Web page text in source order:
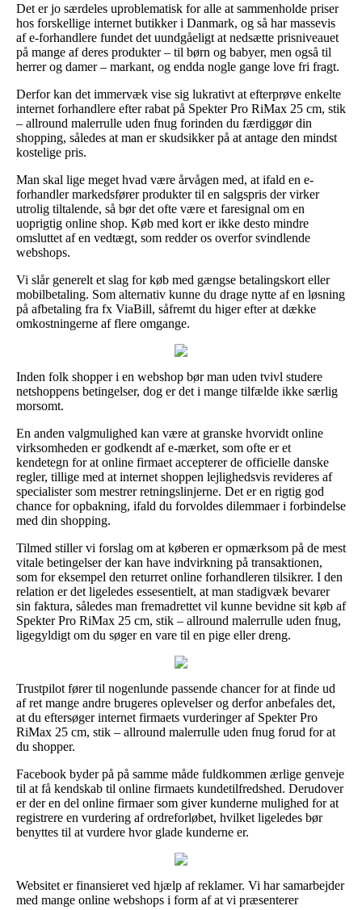
Det er jo særdeles uproblematisk for alle at sammenholde priser
hos forskellige internet butikker i Danmark, og så har massevis
af e-forhandlere fundet det uundgåeligt at nedsætte prisniveauet
på mange af deres produkter – til børn og babyer, men også til
herrer og damer – markant, og endda nogle gange love fri fragt.
Derfor kan det immervæk vise sig lukrativt at efterprøve enkelte
internet forhandlere efter rabat på Spekter Pro RiMax 25 cm, stik
– allround malerrulle uden fnug forinden du færdiggør din
shopping, således at man er skudsikker på at antage den mindst
kostelige pris.
Man skal lige meget hvad være årvågen med, at ifald en e-
forhandler markedsfører produkter til en salgspris der virker
utrolig tiltalende, så bør det ofte være et faresignal om en
uoprigtig online shop. Køb med kort er ikke desto mindre
omsluttet af en vedtægt, som redder os overfor svindlende
webshops.
Vi slår generelt et slag for køb med gængse betalingskort eller
mobilbetaling. Som alternativ kunne du drage nytte af en løsning
på afbetaling fra fx ViaBill, såfremt du higer efter at dække
omkostningerne af flere omgange.
Inden folk shopper i en webshop bør man uden tvivl studere
netshoppens betingelser, dog er det i mange tilfælde ikke særlig
morsomt.
En anden valgmulighed kan være at granske hvorvidt online
virksomheden er godkendt af e-mærket, som ofte er et
kendetegn for at online firmaet accepterer de officielle danske
regler, tillige med at internet shoppen lejlighedsvis revideres af
specialister som mestrer retningslinjerne. Det er en rigtig god
chance for opbakning, ifald du forvoldes dilemmaer i forbindelse
med din shopping.
Tilmed stiller vi forslag om at køberen er opmærksom på de mest
vitale betingelser der kan have indvirkning på transaktionen,
som for eksempel den returret online forhandleren tilsikrer. I den
relation er det ligeledes essesentielt, at man stadigvæk bevarer
sin faktura, således man fremadrettet vil kunne bevidne sit køb af
Spekter Pro RiMax 25 cm, stik – allround malerrulle uden fnug,
ligegyldigt om du søger en vare til en pige eller dreng.
Trustpilot fører til nogenlunde passende chancer for at finde ud
af ret mange andre brugeres oplevelser og derfor anbefales det,
at du eftersøger internet firmaets vurderinger af Spekter Pro
RiMax 25 cm, stik – allround malerrulle uden fnug forud for at
du shopper.
Facebook byder på på samme måde fuldkommen ærlige genveje
til at få kendskab til online firmaets kundetilfredshed. Derudover
er der en del online firmaer som giver kunderne mulighed for at
registrere en vurdering af ordreforløbet, hvilket ligeledes bør
benyttes til at vurdere hvor glade kunderne er.
Websitet er finansieret ved hjælp af reklamer. Vi har samarbejder
med mange online webshops i form af at vi præsenterer